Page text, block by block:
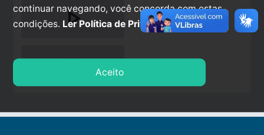
play_arrow
stop
continuar navegando, você concorda com estas
condições. Ler Política de Privacidade.
Aceito